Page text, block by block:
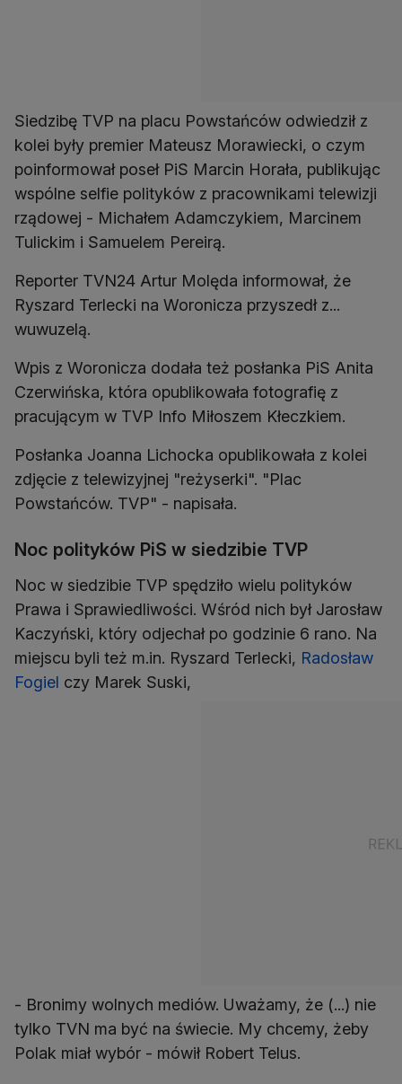
Siedzibę TVP na placu Powstańców odwiedził z
kolei były premier Mateusz Morawiecki, o czym
poinformował poseł PiS Marcin Horała, publikując
wspólne selfie polityków z pracownikami telewizji
rządowej - Michałem Adamczykiem, Marcinem
Tulickim i Samuelem Pereirą.
Reporter TVN24 Artur Molęda informował, że
Ryszard Terlecki na Woronicza przyszedł z...
wuwuzelą.
Wpis z Woronicza dodała też posłanka PiS Anita
Czerwińska, która opublikowała fotografię z
pracującym w TVP Info Miłoszem Kłeczkiem.
Posłanka Joanna Lichocka opublikowała z kolei
zdjęcie z telewizyjnej "reżyserki". "Plac
Powstańców. TVP" - napisała.
Noc polityków PiS w siedzibie TVP
Noc w siedzibie TVP spędziło wielu polityków
Prawa i Sprawiedliwości. Wśród nich był Jarosław
Kaczyński, który odjechał po godzinie 6 rano. Na
miejscu byli też m.in. Ryszard Terlecki, Radosław
Fogiel czy Marek Suski,
- Bronimy wolnych mediów. Uważamy, że (...) nie
tylko TVN ma być na świecie. My chcemy, żeby
Polak miał wybór - mówił Robert Telus.